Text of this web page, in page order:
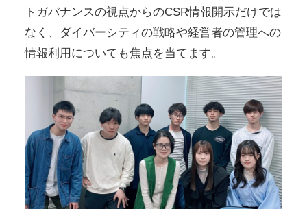
トガバナンスの視点からのCSR情報開示だけでは
なく、ダイバーシティの戦略や経営者の管理への
情報利用についても焦点を当てます。